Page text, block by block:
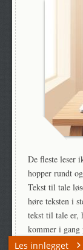
De fleste leser
hopper rundt
Tekst til tale
høre teksten i
tekst til tale er,
kommer i
Les innlegget